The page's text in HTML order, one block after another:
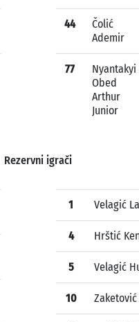
44
Čolić
Ademir
77
Nyantakyi
Obed
Arthur
Junior
Rezervni igrači
1 Velagić
4 Hrštić
5 Velagić
10